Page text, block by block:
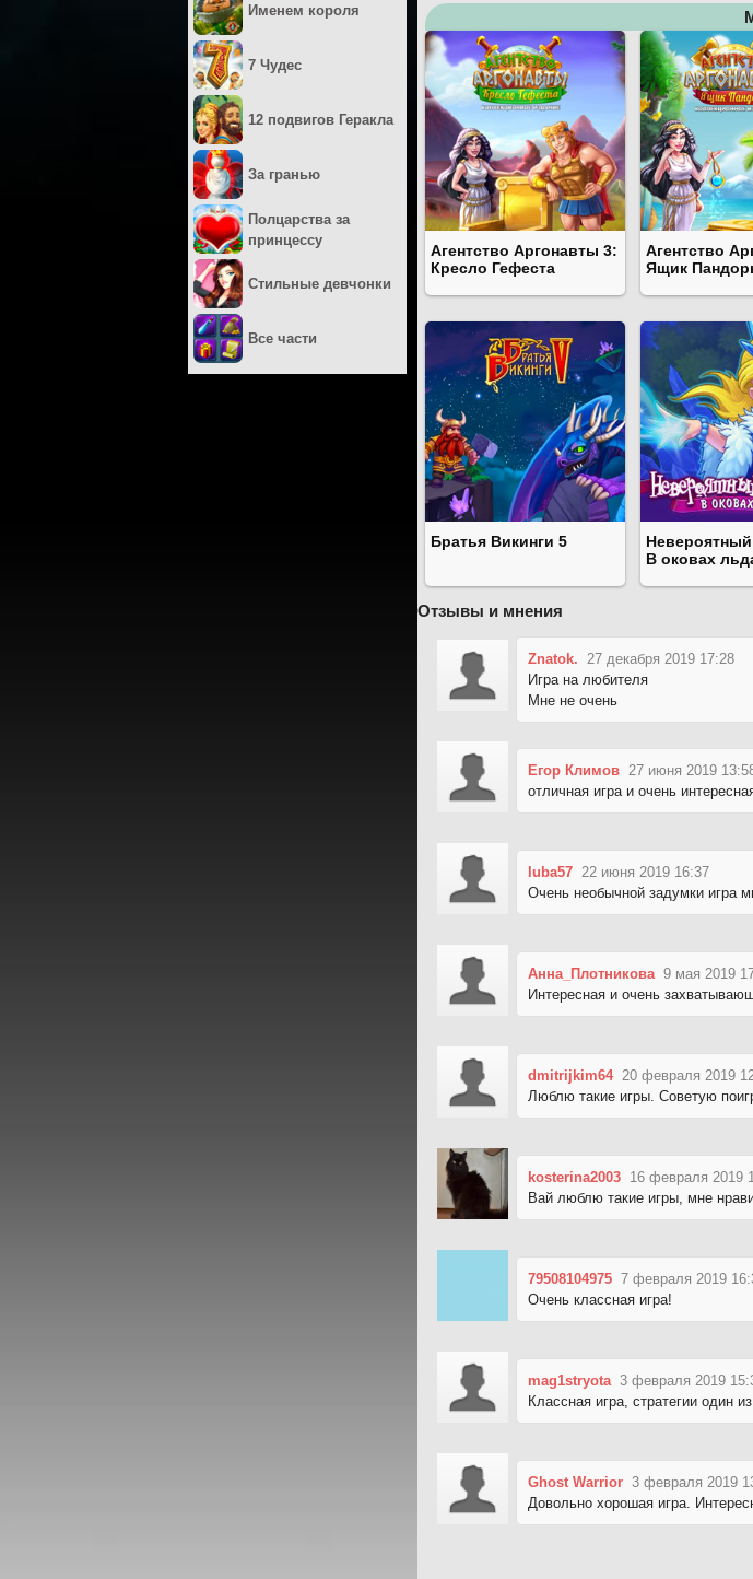
Агентство Аргонавты 3:
Кресло Гефеста
Агентство
Ящик
Братья Викинги 5
В оковах
Отзывы и мнения
Znatok.
27 декабря 2019 17:28
Игра на любителя
Мне не очень
Егор Климов 27 июня 2019
отличная игра и очень
luba57 22 июня 2019 16:37
Очень необычной задумки игра
Анна_Плотникова 9 мая 2019
Интересная и очень
dmitrijkim64 20 февраля 2019
Люблю такие игры. Советую
kosterina2003 16 февраля 2019
Вай люблю такие игры, мне
79508104975 7 февраля 2019
Очень классная игра!
mag1stryota 3 февраля 2019
Классная игра, стратегии один
Ghost Warrior 3 февраля 2019
Довольно хорошая игра.
Именем короля
7 Чудес
12 подвигов Геракла
За гранью
Полцарства за
принцессу
Стильные девчонки
Все части